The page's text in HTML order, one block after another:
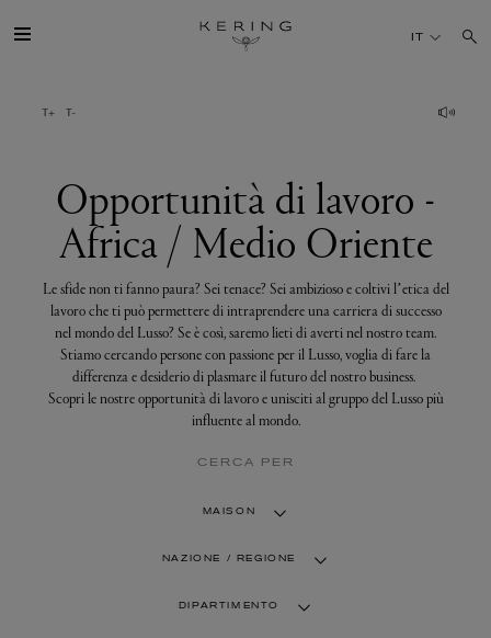
lavoro
TALENTI
SOSTENIBILITÀ
FINANCE
MEDIA
IT
Opportunità di lavoro -
Africa / Medio Oriente
Le sfide non ti fanno paura? Sei tenace? Sei ambizioso e coltivi l’etica del
lavoro che ti può permettere di intraprendere una carriera di successo
nel mondo del Lusso? Se è così, saremo lieti di averti nel nostro team.
Stiamo cercando persone con passione per il Lusso, voglia di fare la
differenza e desiderio di plasmare il futuro del nostro business.
Scopri le nostre opportunità di lavoro e unisciti al gruppo del Lusso più
influente al mondo.
CERCA PER
MAISON
NAZIONE / REGIONE
DIPARTIMENTO